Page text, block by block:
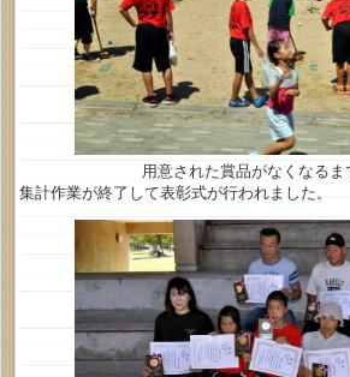
用意された賞品がなくなるま
集計作業が終了して表彰式が行われました。